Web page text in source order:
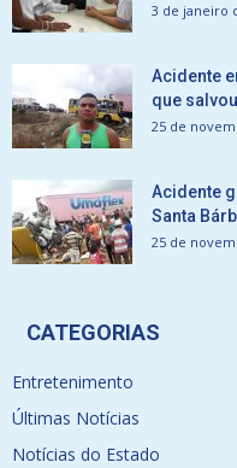
3 de janeiro
Acidente
que
25 de
Acidente
Santa
25 de
CATEGORIAS
Entretenimento
Últimas Notícias
Notícias do Estado